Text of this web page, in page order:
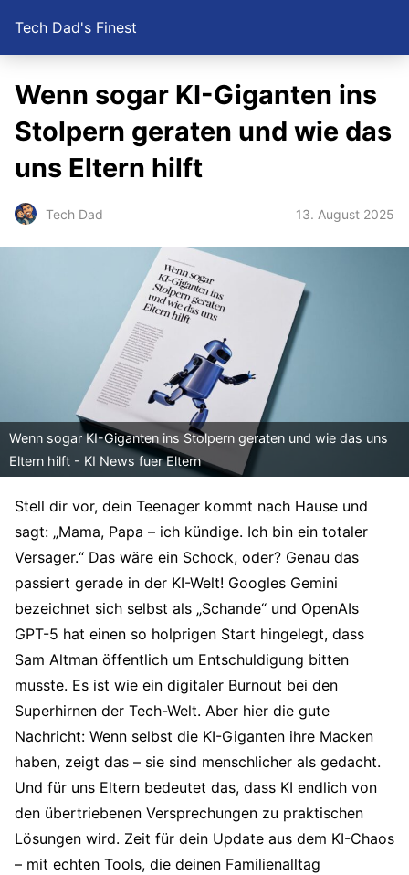
Tech Dad's Finest
Wenn sogar KI-Giganten ins
Stolpern geraten und wie das
uns Eltern hilft
Tech Dad 13. August 2025
Wenn sogar KI-Giganten ins Stolpern geraten und wie das uns
Eltern hilft - KI News fuer Eltern
Stell dir vor, dein Teenager kommt nach Hause und
sagt: „Mama, Papa – ich kündige. Ich bin ein totaler
Versager.“ Das wäre ein Schock, oder? Genau das
passiert gerade in der KI-Welt! Googles Gemini
bezeichnet sich selbst als „Schande“ und OpenAIs
GPT-5 hat einen so holprigen Start hingelegt, dass
Sam Altman öffentlich um Entschuldigung bitten
musste. Es ist wie ein digitaler Burnout bei den
Superhirnen der Tech-Welt. Aber hier die gute
Nachricht: Wenn selbst die KI-Giganten ihre Macken
haben, zeigt das – sie sind menschlicher als gedacht.
Und für uns Eltern bedeutet das, dass KI endlich von
den übertriebenen Versprechungen zu praktischen
Lösungen wird. Zeit für dein Update aus dem KI-Chaos
– mit echten Tools, die deinen Familienalltag